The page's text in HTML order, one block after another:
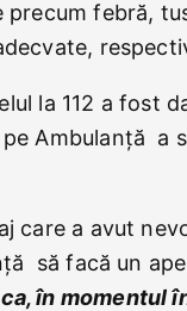
febră,
la 112 a fost
Ambulanță a
care a avut
să facă un
în